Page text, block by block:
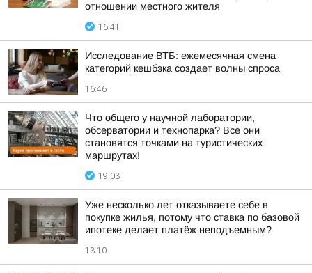
отношении местного жителя
16:41
Исследование ВТБ: ежемесячная смена
категорий кешбэка создает волны спроса
16:46
Что общего у научной лаборатории,
обсерватории и технопарка? Все они
становятся точками на туристических
маршрутах!
19:03
Уже несколько лет отказываете себе в
покупке жилья, потому что ставка по базовой
ипотеке делает платёж неподъемным?
13:10